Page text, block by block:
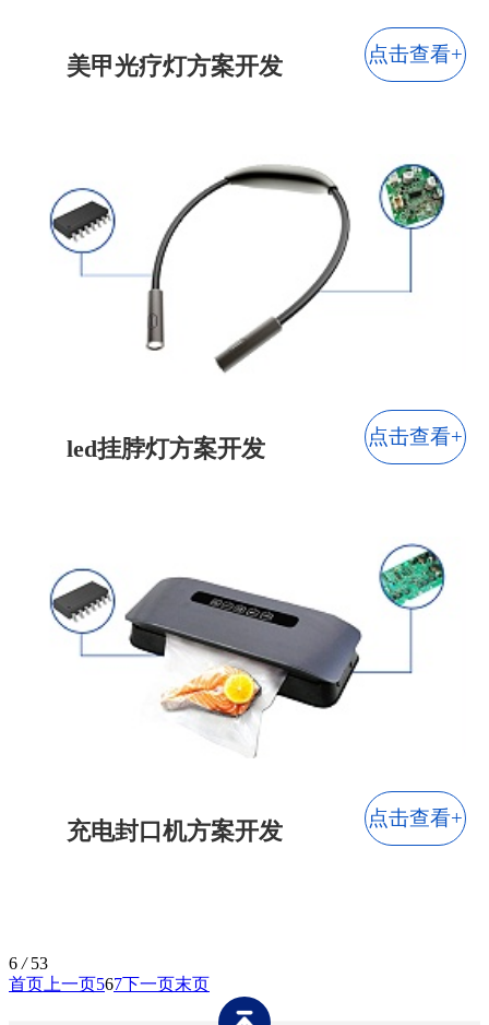
美甲光疗灯方案开发 点击查看+
led挂脖灯方案开发 点击查看+
充电封口机方案开发 点击查看+
6 / 53
首页 上一页567下一页末页